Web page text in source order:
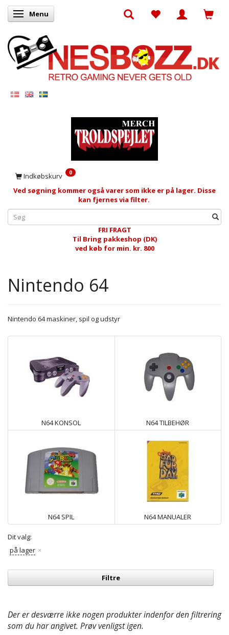
Skifte navigation
Menu
Indkøbskurv 0
Ved søgning kommer også varer som ikke er på lager. Disse
kan fjernes via filter.
FRI FRAGT
Til Bring pakkeshop (DK)
ved køb for min. kr. 800
Nintendo 64
Nintendo 64 maskiner, spil og udstyr
N64 KONSOL N64 TILBEHØR
N64 SPIL N64 MANUALER
Dit valg:
på lager
Filtre
Der er desværre ikke nogen produkter indenfor den filtrering
som du har angivet. Prøv venligst igen.